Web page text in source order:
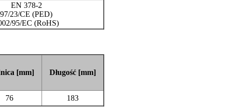
EN 378-2
97/23/CE (PED)
95/EC (RoHS)
[mm] Długość [mm]
76 183